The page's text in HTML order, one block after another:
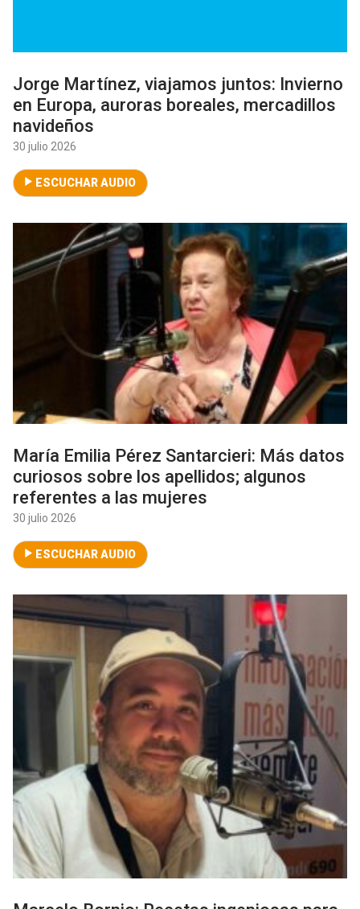
Jorge Martínez, viajamos juntos: Invierno
en Europa, auroras boreales, mercadillos
navideños
30 julio 2026
ESCUCHAR AUDIO
María Emilia Pérez Santarcieri: Más datos
curiosos sobre los apellidos; algunos
referentes a las mujeres
30 julio 2026
ESCUCHAR AUDIO